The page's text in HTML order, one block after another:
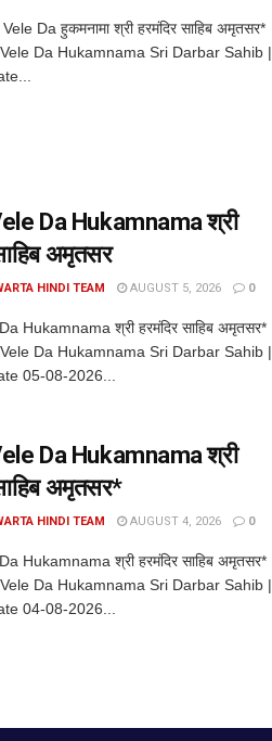
Da हुकमनामा श्री हरमंदिर साहिब अमृतसर*
Da Hukamnama Sri Darbar Sahib |
Da Hukamnama श्री
अमृतसर
HINDI TEAM AUGUST 5, 2026 0
Hukamnama श्री हरमंदिर साहिब अमृतसर*
Da Hukamnama Sri Darbar Sahib |
05-08-2026...
Da Hukamnama श्री
अमृतसर*
HINDI TEAM AUGUST 4, 2026 0
Hukamnama श्री हरमंदिर साहिब अमृतसर*
Da Hukamnama Sri Darbar Sahib |
04-08-2026...